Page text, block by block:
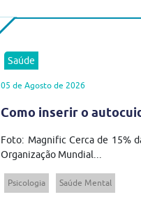
Saúde
05 de Agosto de 2026
Como inserir o
Foto: Magnific Cerca de 15%
Organização Mundial...
Psicologia Saúde Mental